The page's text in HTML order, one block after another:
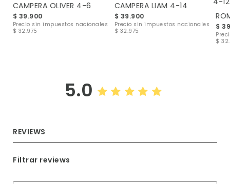
CAMPERA OLIVER 4-6
$ 39.900
Precio sin impuestos nacionales
$ 32.975
CAMPERA LIAM 4-14
$ 39.900
Precio sin impuestos nacionales
$ 32.975
$
$
5.0
REVIEWS
Filtrar reviews